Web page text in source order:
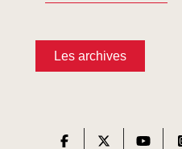
Les archives